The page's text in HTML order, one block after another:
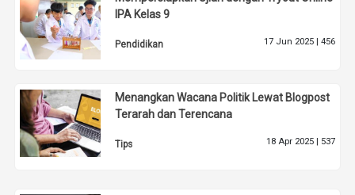
IPA Kelas 9
Pendidikan 17 Jun 2025 | 456
Menangkan Wacana Politik Lewat Blogpost
Terarah dan Terencana
Tips 18 Apr 2025 | 537